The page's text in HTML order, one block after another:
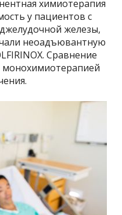
химиотерапия
у пациентов с
железы,
неоадъювантную
Сравнение